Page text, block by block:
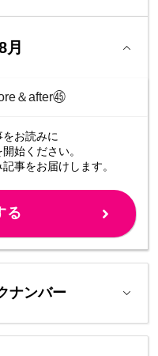
月
＆after㊺
お読みに
始ください。
記事をお届けします。
る
ナンバー